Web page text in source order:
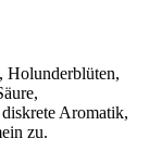
Holunderblüten,
Aromatik,
zu.